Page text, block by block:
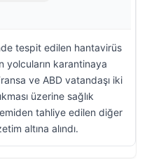
tespit edilen hantavirüs
yolcuların karantinaya
ve ABD vatandaşı iki
üzerine sağlık
tahliye edilen diğer
altına alındı.